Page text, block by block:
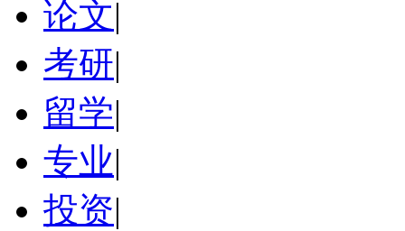
论文|
考研|
留学|
专业|
投资|